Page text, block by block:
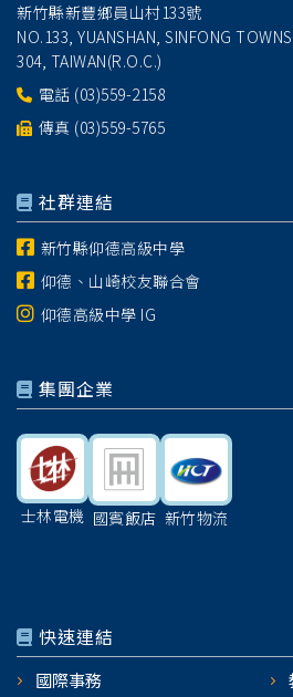
新竹縣新豐鄉員山村133號
NO.133, YUANSHAN, SINFONG
304, TAIWAN(R.O.C.)
電話 (03)559-2158
傳真 (03)559-5765
社群連結
新竹縣仰德高級中學
仰德、山崎校友聯合會
仰德高級中學 IG
集團企業
士林電機 國賓飯店 新竹物流
快速連結
國際事務